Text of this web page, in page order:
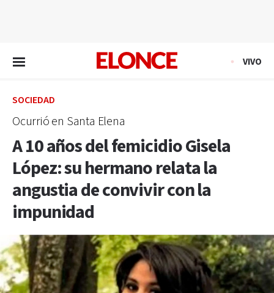
VIVO
SOCIEDAD
Ocurrió en Santa Elena
A 10 años del femicidio Gisela
López: su hermano relata la
angustia de convivir con la
impunidad